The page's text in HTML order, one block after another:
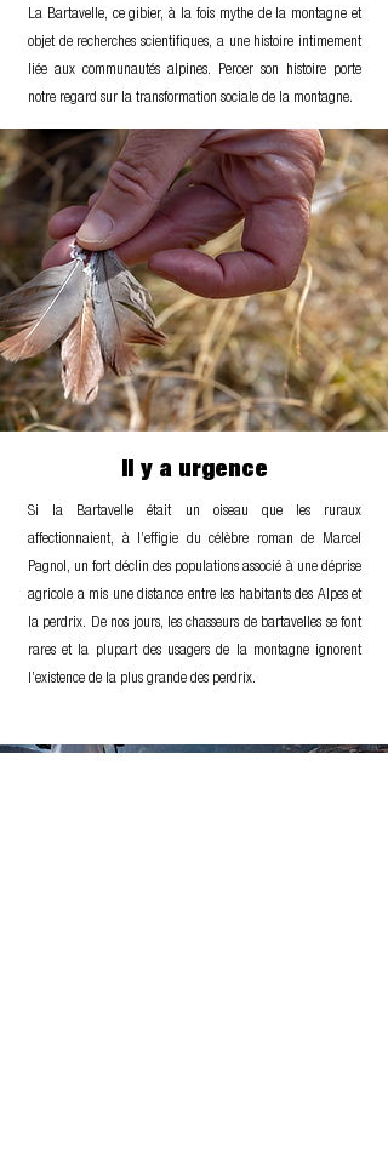
La Bartavelle, ce gibier, à la fois mythe de la montagne et
objet de recherches scientifiques, a une histoire intimement
liée aux communautés alpines. Percer son histoire porte
notre regard sur la transformation sociale de la montagne.
Il y a urgence
Si la Bartavelle était un oiseau que les ruraux
affectionnaient, à l’effigie du célèbre roman de Marcel
Pagnol, un fort déclin des populations associé à une déprise
agricole a mis une distance entre les habitants des Alpes et
la perdrix. De nos jours, les chasseurs de bartavelles se font
rares et la plupart des usagers de la montagne ignorent
l’existence de la plus grande des perdrix.